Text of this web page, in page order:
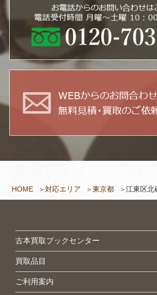
HOME 対応エリア 東京都 江東区北
古本買取ブックセンター
買取品目
ご利用案内